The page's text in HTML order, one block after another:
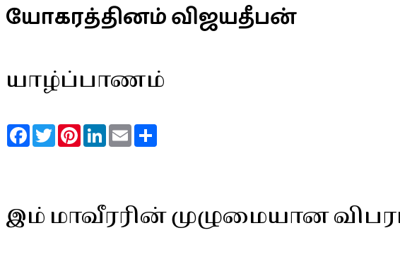
யோகரத்தினம் விஜயதீபன்
யாழ்ப்பாணம்
FacebookTwitterPinterestLinkedInEmail
இம் மாவீரரின் முழுமையான